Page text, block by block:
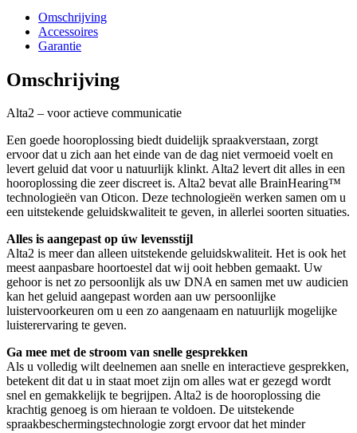
Omschrijving
Accessoires
Garantie
Omschrijving
Alta2 – voor actieve communicatie
Een goede hooroplossing biedt duidelijk spraakverstaan, zorgt
ervoor dat u zich aan het einde van de dag niet vermoeid voelt en
levert geluid dat voor u natuurlijk klinkt. Alta2 levert dit alles in een
hooroplossing die zeer discreet is. Alta2 bevat alle BrainHearing™
technologieën van Oticon. Deze technologieën werken samen om u
een uitstekende geluidskwaliteit te geven, in allerlei soorten situaties.
Alles is aangepast op úw levensstijl
Alta2 is meer dan alleen uitstekende geluidskwaliteit. Het is ook het
meest aanpasbare hoortoestel dat wij ooit hebben gemaakt. Uw
gehoor is net zo persoonlijk als uw DNA en samen met uw audicien
kan het geluid aangepast worden aan uw persoonlijke
luistervoorkeuren om u een zo aangenaam en natuurlijk mogelijke
luisterervaring te geven.
Ga mee met de stroom van snelle gesprekken
Als u volledig wilt deelnemen aan snelle en interactieve gesprekken,
betekent dit dat u in staat moet zijn om alles wat er gezegd wordt
snel en gemakkelijk te begrijpen. Alta2 is de hooroplossing die
krachtig genoeg is om hieraan te voldoen. De uitstekende
spraakbeschermingstechnologie zorgt ervoor dat het minder